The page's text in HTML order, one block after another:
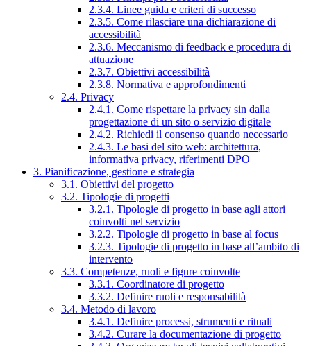
2.3.4. Linee guida e criteri di successo
2.3.5. Come rilasciare una dichiarazione di
accessibilità
2.3.6. Meccanismo di feedback e procedura di
attuazione
2.3.7. Obiettivi accessibilità
2.3.8. Normativa e approfondimenti
2.4. Privacy
2.4.1. Come rispettare la privacy sin dalla
progettazione di un sito o servizio digitale
2.4.2. Richiedi il consenso quando necessario
2.4.3. Le basi del sito web: architettura,
informativa privacy, riferimenti DPO
3. Pianificazione, gestione e strategia
3.1. Obiettivi del progetto
3.2. Tipologie di progetti
3.2.1. Tipologie di progetto in base agli attori
coinvolti nel servizio
3.2.2. Tipologie di progetto in base al focus
3.2.3. Tipologie di progetto in base all’ambito di
intervento
3.3. Competenze, ruoli e figure coinvolte
3.3.1. Coordinatore di progetto
3.3.2. Definire ruoli e responsabilità
3.4. Metodo di lavoro
3.4.1. Definire processi, strumenti e rituali
3.4.2. Curare la documentazione di progetto